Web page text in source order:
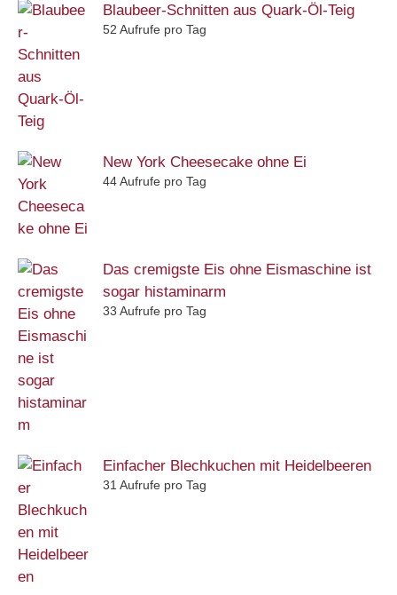
Blaubeer-Schnitten aus Quark-Öl-Teig
52 Aufrufe pro Tag
New York Cheesecake ohne Ei
44 Aufrufe pro Tag
Das cremigste Eis ohne Eismaschine ist
sogar histaminarm
33 Aufrufe pro Tag
Einfacher Blechkuchen mit Heidelbeeren
31 Aufrufe pro Tag